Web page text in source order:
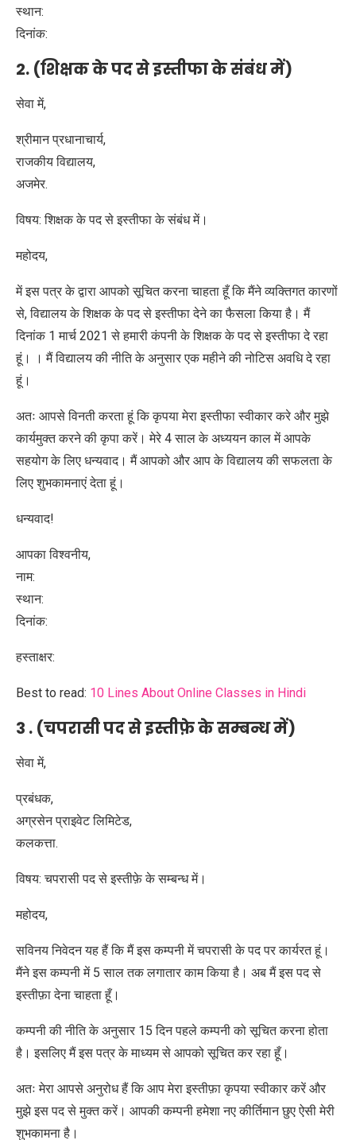
स्थान:
दिनांक:
2. (शिक्षक के पद से इस्तीफा के संबंध में)
सेवा में,
श्रीमान प्रधानाचार्य,
राजकीय विद्यालय,
अजमेर.
विषय: शिक्षक के पद से इस्तीफा के संबंध में।
महोदय,
में इस पत्र के द्वारा आपको सूचित करना चाहता हूँ कि मैंने व्यक्तिगत कारणों
से, विद्यालय के शिक्षक के पद से इस्तीफा देने का फैसला किया है। मैं
दिनांक 1 मार्च 2021 से हमारी कंपनी के शिक्षक के पद से इस्तीफा दे रहा
हूं। । मैं विद्यालय की नीति के अनुसार एक महीने की नोटिस अवधि दे रहा
हूं।
अतः आपसे विनती करता हूं कि कृपया मेरा इस्तीफा स्वीकार करे और मुझे
कार्यमुक्त करने की कृपा करें। मेरे 4 साल के अध्ययन काल में आपके
सहयोग के लिए धन्यवाद। मैं आपको और आप के विद्यालय की सफलता के
लिए शुभकामनाएं देता हूं।
धन्यवाद!
आपका विश्वनीय,
नाम:
स्थान:
दिनांक:
हस्ताक्षर:
Best to read: 10 Lines About Online Classes in Hindi
3 . (चपरासी पद से इस्तीफ़े के सम्बन्ध में)
सेवा में,
प्रबंधक,
अग्रसेन प्राइवेट लिमिटेड,
कलकत्ता.
विषय: चपरासी पद से इस्तीफ़े के सम्बन्ध में।
महोदय,
सविनय निवेदन यह हैं कि मैं इस कम्पनी में चपरासी के पद पर कार्यरत हूं।
मैंने इस कम्पनी में 5 साल तक लगातार काम किया है। अब मैं इस पद से
इस्तीफ़ा देना चाहता हूँ।
कम्पनी की नीति के अनुसार 15 दिन पहले कम्पनी को सूचित करना होता
है। इसलिए मैं इस पत्र के माध्यम से आपको सूचित कर रहा हूँ।
अतः मेरा आपसे अनुरोध हैं कि आप मेरा इस्तीफ़ा कृपया स्वीकार करें और
मुझे इस पद से मुक्त करें। आपकी कम्पनी हमेशा नए कीर्तिमान छुए ऐसी मेरी
शुभकामना है।